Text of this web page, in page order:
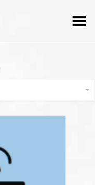
Menü umschalten